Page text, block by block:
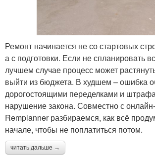
Ремонт начинается не со стартовых
а с подготовки. Если не спланировать
лучшем случае процесс может
выйти из бюджета. В худшем – ошибка
дорогостоящими переделками и
нарушение закона. Совместно с
Remplanner разбираемся, как всё
начале, чтобы не поплатиться потом.
читать дальше →